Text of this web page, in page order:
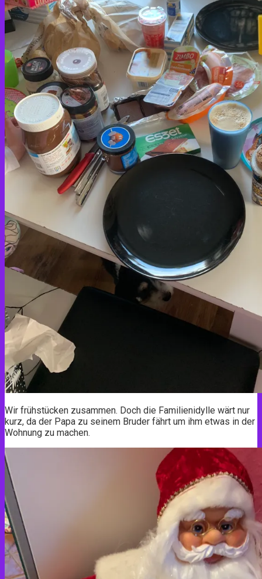
Wir frühstücken zusammen. Doch die Familienidylle wärt nur
kurz, da der Papa zu seinem Bruder fährt um ihm etwas in der
Wohnung zu machen.